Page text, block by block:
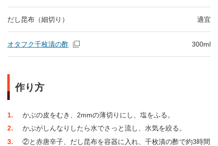
だし昆布（細切り） 適宜
オタフク千枚漬の酢 300ml
作り方
1
かぶの皮をむき、2mmの薄切りにし、塩をふる。
2
かぶがしんなりしたら水でさっと流し、水気を絞る。
3
②と赤唐辛子、だし昆布を容器に入れ、千枚漬の酢で約3時間